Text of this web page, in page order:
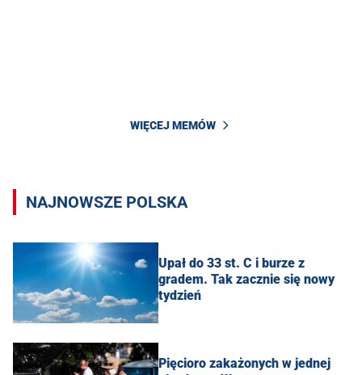
WIĘCEJ MEMÓW
NAJNOWSZE POLSKA
Upał do 33 st. C i burze z
gradem. Tak zacznie się nowy
tydzień
Pięcioro zakażonych w jednej